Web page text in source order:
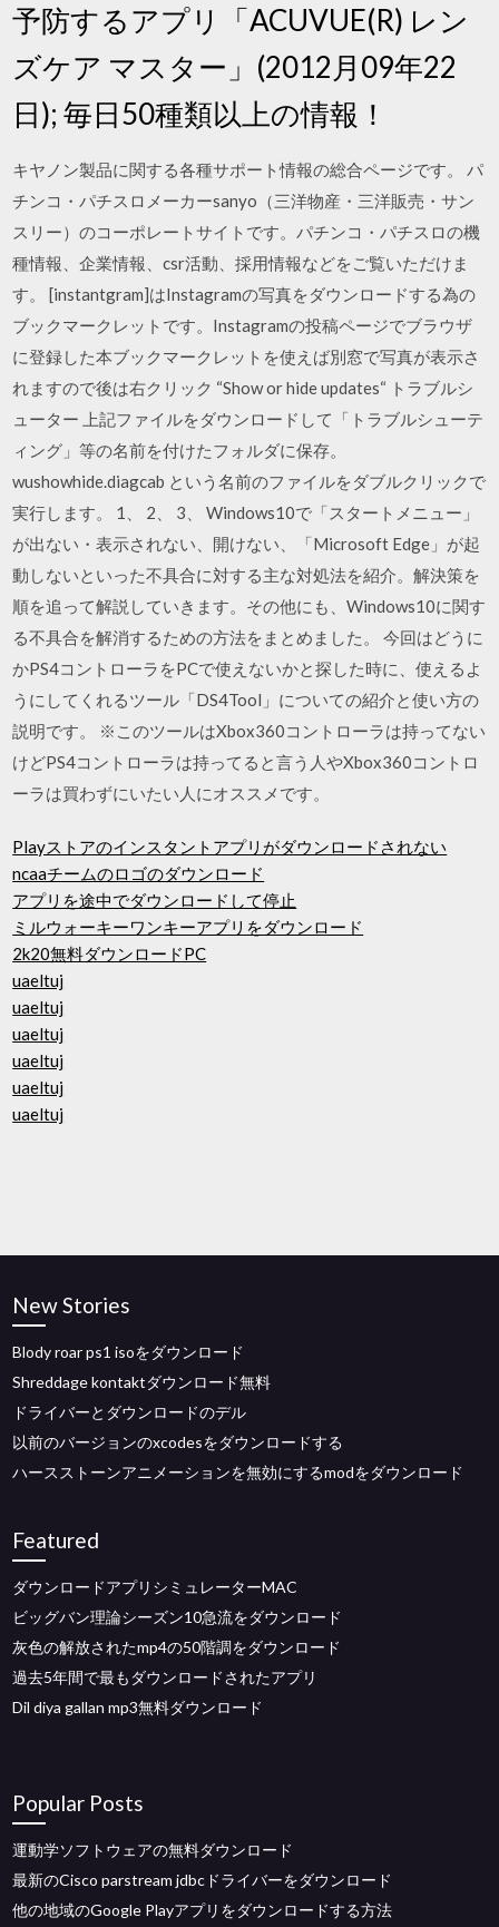
予防するアプリ「ACUVUE(R) レン
ズケア マスター」(2012月09年22
日); 毎日50種類以上の情報！
キヤノン製品に関する各種サポート情報の総合ページです。 パ
チンコ・パチスロメーカーsanyo（三洋物産・三洋販売・サン
スリー）のコーポレートサイトです。パチンコ・パチスロの機
種情報、企業情報、csr活動、採用情報などをご覧いただけま
す。 [instantgram]はInstagramの写真をダウンロードする為の
ブックマークレットです。Instagramの投稿ページでブラウザ
に登録した本ブックマークレットを使えば別窓で写真が表示さ
れますので後は右クリック “Show or hide updates“ トラブルシ
ューター 上記ファイルをダウンロードして「トラブルシューテ
ィング」等の名前を付けたフォルダに保存。
wushowhide.diagcab という名前のファイルをダブルクリックで
実行します。 1、 2、 3、 Windows10で「スタートメニュー」
が出ない・表示されない、開けない、「Microsoft Edge」が起
動しないといった不具合に対する主な対処法を紹介。解決策を
順を追って解説していきます。その他にも、Windows10に関す
る不具合を解消するための方法をまとめました。 今回はどうに
かPS4コントローラをPCで使えないかと探した時に、使えるよ
うにしてくれるツール「DS4Tool」についての紹介と使い方の
説明です。 ※このツールはXbox360コントローラは持ってない
けどPS4コントローラは持ってると言う人やXbox360コントロ
ーラは買わずにいたい人にオススメです。
Playストアのインスタントアプリがダウンロードされない
ncaaチームのロゴのダウンロード
アプリを途中でダウンロードして停止
ミルウォーキーワンキーアプリをダウンロード
2k20無料ダウンロードPC
uaeltuj
uaeltuj
uaeltuj
uaeltuj
uaeltuj
uaeltuj
New Stories
Blody roar ps1 isoをダウンロード
Shreddage kontaktダウンロード無料
ドライバーとダウンロードのデル
以前のバージョンのxcodesをダウンロードする
ハースストーンアニメーションを無効にするmodをダウンロード
Featured
ダウンロードアプリシミュレーターMAC
ビッグバン理論シーズン10急流をダウンロード
灰色の解放されたmp4の50階調をダウンロード
過去5年間で最もダウンロードされたアプリ
Dil diya gallan mp3無料ダウンロード
Popular Posts
運動学ソフトウェアの無料ダウンロード
最新のCisco parstream jdbcドライバーをダウンロード
他の地域のGoogle Playアプリをダウンロードする方法